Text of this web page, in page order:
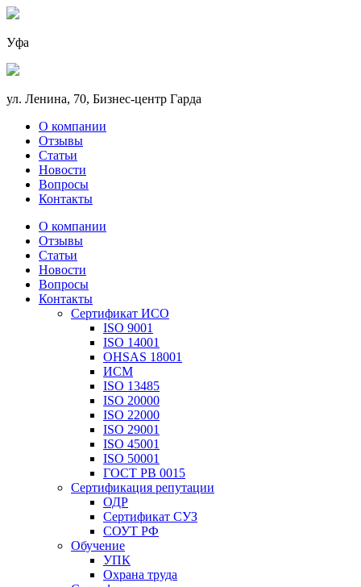
Уфа
ул. Ленина, 70, Бизнес-центр Гарда
О компании
Отзывы
Статьи
Новости
Вопросы
Контакты
О компании
Отзывы
Статьи
Новости
Вопросы
Контакты
Сертификат ИСО
ISO 9001
ISO 14001
OHSAS 18001
ИСМ
ISO 13485
ISO 20000
ISO 22000
ISO 29001
ISO 45001
ISO 50001
ГОСТ РВ 0015
Сертификация репутации
ОДР
Сертификат СУЗ
СОУТ РФ
Обучение
УПК
Охрана труда